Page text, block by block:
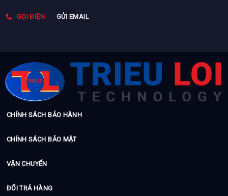
GỌI ĐIỆN GỬI EMAIL
CHÍNH SÁCH BẢO HÀNH
CHÍNH SÁCH BẢO MẬT
VẬN CHUYỂN
ĐỔI TRẢ HÀNG